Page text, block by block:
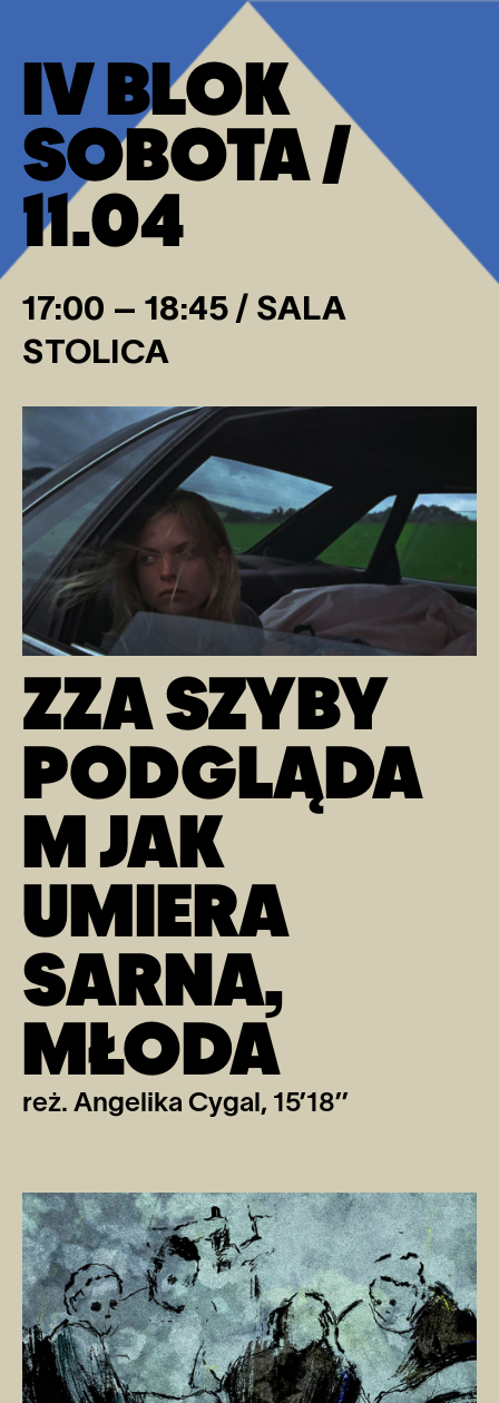
IV BLOK
SOBOTA /
11.04
17:00 – 18:45 / SALA
STOLICA
ZZA SZYBY
PODGLĄDA
M JAK
UMIERA
SARNA,
MŁODA
reż. Angelika Cygal, 15’18’’